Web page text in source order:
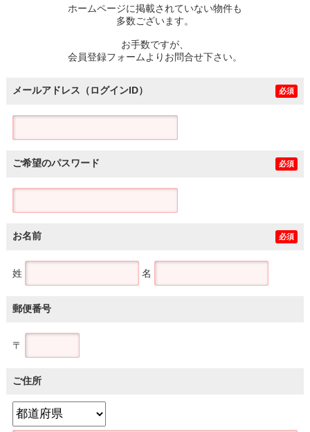
ホームページに掲載されていない物件も
多数ございます。
お手数ですが、
会員登録フォームよりお問合せ下さい。
メールアドレス（ログインID） 必須
ご希望のパスワード 必須
お名前 必須
姓 名
郵便番号
〒
ご住所